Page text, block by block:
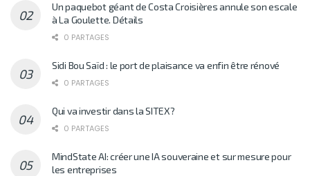
Un paquebot géant de Costa Croisières annule son escale
à La Goulette. Détails
0 PARTAGES
Sidi Bou Saïd : le port de plaisance va enfin être rénové
0 PARTAGES
Qui va investir dans la SITEX?
0 PARTAGES
MindState AI: créer une IA souveraine et sur mesure pour
les entreprises